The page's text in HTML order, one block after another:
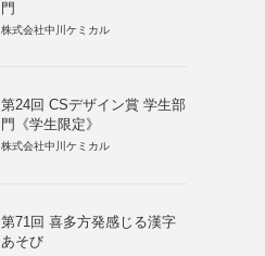
門
株式会社中川ケミカル
第24回 CSデザイン賞 学生部
門《学生限定》
株式会社中川ケミカル
第71回 喜多方発感じる漢字
あそび